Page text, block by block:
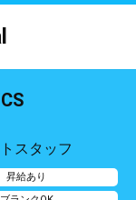
スタッフ
昇給あり